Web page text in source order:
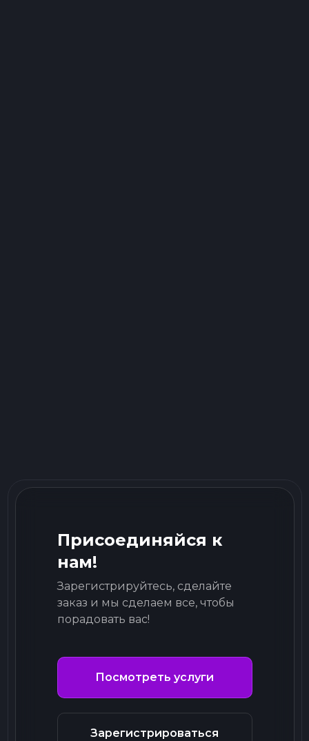
Присоединяйся к
нам!
Зарегистрируйтесь, сделайте
заказ и мы сделаем все, чтобы
порадовать вас!
Посмотреть услуги
Зарегистрироваться